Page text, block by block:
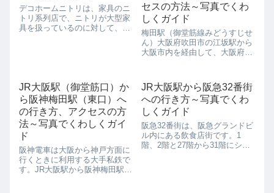
デコホームニトリは、家具のニ
トリ系列店で、ニトリが大型家
具を扱っているのに対して、デ
様々な生活...
セスの方法～写真でくわ
しくガイド
梅田駅（御堂筋線みどうすじせ
ん）大阪府吹田市の江坂駅から
大阪市内を経由して、大阪府堺
です。天王寺や新大阪にはこち
らの路線を使っていくことがで
きます。江坂から千里中央の方
に進む北大阪急行...
JR大阪駅（御堂筋口）か
ら阪神梅田駅（東口）へ
の行き方、アクセスの方
法～写真でくわしくガイ
ド
阪神電車は大阪から神戸方面に
行くときに利用する大手私鉄で
す。JR大阪駅から阪神梅田駅は
JR大阪駅から阪急32番街
への行き方～写真でくわ
しくガイド
阪急32番街は、阪急グランドビ
ル内にある飲食店街です。1
階、2階と27階から31階にショ